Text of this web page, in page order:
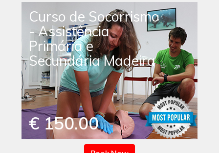
Curso de Socorrismo
- Assistência
Primária e
Secundária Madeira
€ 150.00